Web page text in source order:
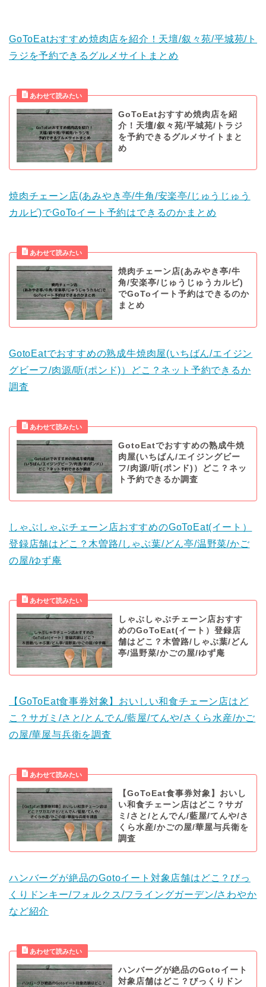
GoToEatおすすめ焼肉店を紹介！天壇/叙々苑/平城苑/ト
ラジを予約できるグルメサイトまとめ
GoToEatおすすめ焼肉店を紹
介！天壇/叙々苑/平城苑/トラジ
を予約できるグルメサイトまと
め
焼肉チェーン店(あみやき亭/牛角/安楽亭/じゅうじゅう
カルビ)でGoToイート予約はできるのかまとめ
焼肉チェーン店(あみやき亭/牛
角/安楽亭/じゅうじゅうカルビ)
でGoToイート予約はできるのか
まとめ
GotoEatでおすすめの熟成牛焼肉屋(いちばん/エイジン
グビーフ/肉源/听(ポンド)）どこ？ネット予約できるか
調査
GotoEatでおすすめの熟成牛焼
肉屋(いちばん/エイジングビー
フ/肉源/听(ポンド)）どこ？ネッ
ト予約できるか調査
しゃぶしゃぶチェーン店おすすめのGoToEat(イート）
登録店舗はどこ？木曽路/しゃぶ葉/どん亭/温野菜/かご
の屋/ゆず庵
しゃぶしゃぶチェーン店おすす
めのGoToEat(イート）登録店
舗はどこ？木曽路/しゃぶ葉/どん
亭/温野菜/かごの屋/ゆず庵
【GoToEat食事券対象】おいしい和食チェーン店はど
こ？サガミ/さと/とんでん/藍屋/てんや/さくら水産/かご
の屋/華屋与兵衛を調査
【GoToEat食事券対象】おいし
い和食チェーン店はどこ？サガ
ミ/さと/とんでん/藍屋/てんや/さ
くら水産/かごの屋/華屋与兵衛を
調査
ハンバーグが絶品のGotoイート対象店舗はどこ？びっ
くりドンキー/フォルクス/フライングガーデン/さわやか
など紹介
ハンバーグが絶品のGotoイート
対象店舗はどこ？びっくりドン